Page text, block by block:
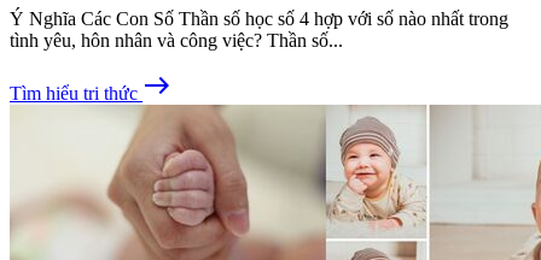
Ý Nghĩa Các Con Số Thần số học số 4 hợp với số nào nhất trong
tình yêu, hôn nhân và công việc? Thần số...
Tìm hiểu tri thức east